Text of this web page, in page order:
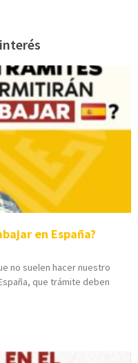
en España?
no suelen hacer nuestro
que trámite deben